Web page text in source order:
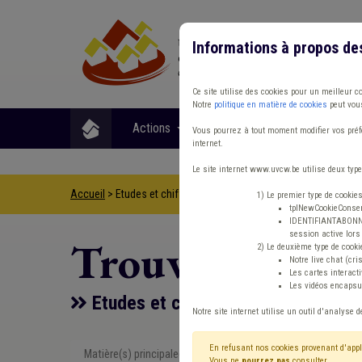
Actions Matières
Accueil > Etudes et chiffres CPAS Prix
Trouver un
Etudes et chiffres CPAS Prix
Matière(s) principale(s) Etudes et
Informations à propos
Ce site utilise des cookies pour un meilleur
Notre politique en matière de cookies peut
Vous pourrez à tout moment modifier vos
internet.
Le site internet www.uvcw.be utilise deux
1) Le premier type de
session active lors
2) Le deuxième type de
Notre live chat
Les cartes
Les vidéos
Notre site internet utilise un outil d'analyse
En refusant nos cookies provenant